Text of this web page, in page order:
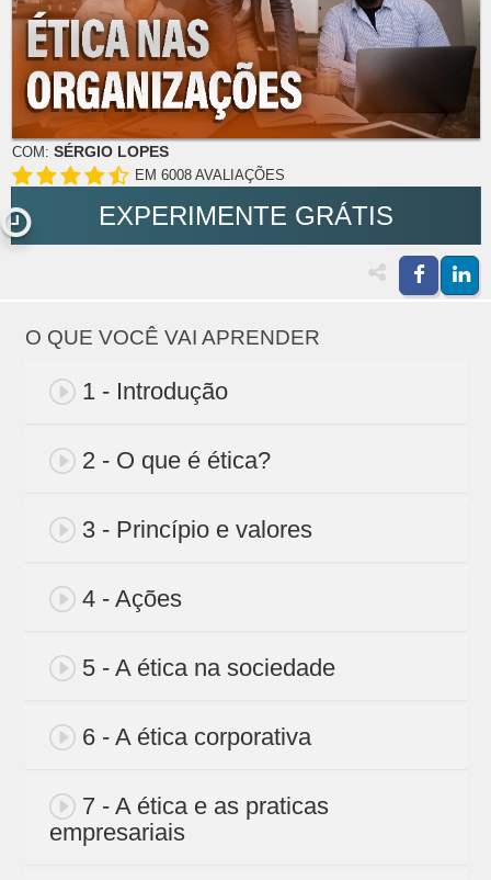
COM: SÉRGIO LOPES
EM 6008 AVALIAÇÕES
EXPERIMENTE GRÁTIS
O QUE VOCÊ VAI APRENDER
1 - Introdução
2 - O que é ética?
3 - Princípio e valores
4 - Ações
5 - A ética na sociedade
6 - A ética corporativa
7 - A ética e as praticas
empresariais